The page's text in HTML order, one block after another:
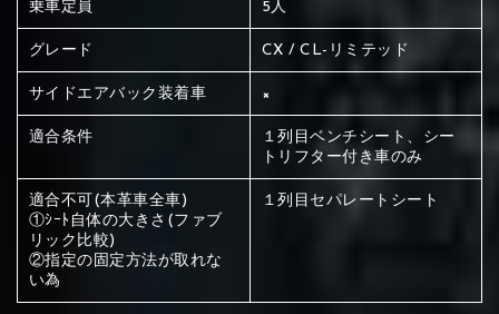
赤く塗られている場所を選択
ください
赤く塗られている部分にカラ
乗車定員 5人
グレード CX / CL-リミテッド
サイドエアバック装着車 ×
適合条件
１列目ベンチシート、シー
トリフター付き車のみ
適合不可(本革車全車)
①ｼｰﾄ自体の大きさ(ファブ
リック比較)
②指定の固定方法が取れな
い為
１列目セパレートシート